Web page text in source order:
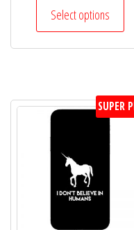
Select options
SUPER